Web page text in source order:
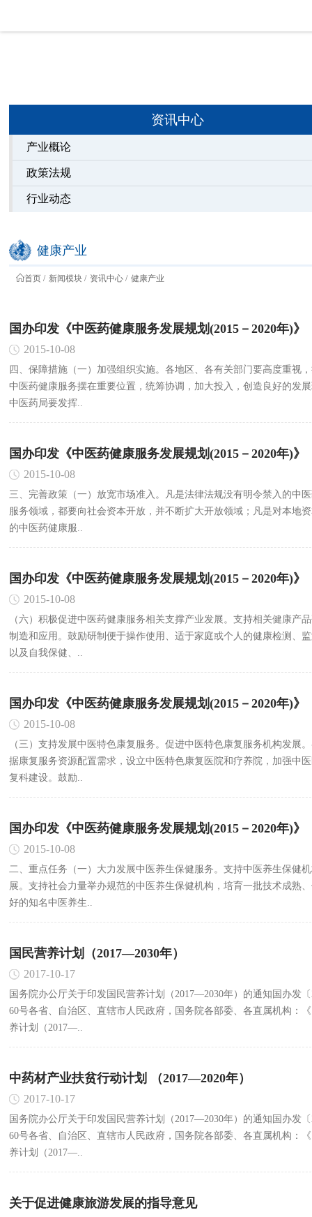
资讯中心
产业概论
政策法规
行业动态
健康产业
首页 新闻模块 资讯中心 健康产业
国办印发《中医药健康服务发展规划(2015－2020年)》
2015-10-08
四、保障措施（一）加强组织实施。各地区、各有关部门要高度重视
中医药健康服务摆在重要位置，统筹协调，加大投入，创造良好的发
中医药局要发挥..
国办印发《中医药健康服务发展规划(2015－2020年)》
2015-10-08
三、完善政策（一）放宽市场准入。凡是法律法规没有明令禁入的中
服务领域，都要向社会资本开放，并不断扩大开放领域；凡是对本地
的中医药健康服..
国办印发《中医药健康服务发展规划(2015－2020年)》
2015-10-08
（六）积极促进中医药健康服务相关支撑产业发展。支持相关健康产
制造和应用。鼓励研制便于操作使用、适于家庭或个人的健康检测、
以及自我保健、..
国办印发《中医药健康服务发展规划(2015－2020年)》
2015-10-08
（三）支持发展中医特色康复服务。促进中医特色康复服务机构发展
据康复服务资源配置需求，设立中医特色康复医院和疗养院，加强中
复科建设。鼓励..
国办印发《中医药健康服务发展规划(2015－2020年)》
2015-10-08
二、重点任务（一）大力发展中医养生保健服务。支持中医养生保健
展。支持社会力量举办规范的中医养生保健机构，培育一批技术成熟
好的知名中医养生..
国民营养计划（2017—2030年）
2017-10-17
国务院办公厅关于印发国民营养计划（2017—2030年）的通知国办发〔
60号各省、自治区、直辖市人民政府，国务院各部委、各直属机构：
养计划（2017—..
中药材产业扶贫行动计划 （2017—2020年）
2017-10-17
国务院办公厅关于印发国民营养计划（2017—2030年）的通知国办发〔
60号各省、自治区、直辖市人民政府，国务院各部委、各直属机构：
养计划（2017—..
关于促进健康旅游发展的指导意见